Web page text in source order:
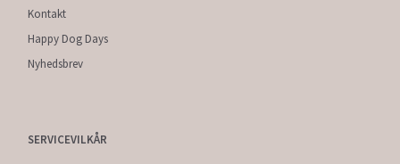
Kontakt
Happy Dog Days
Nyhedsbrev
SERVICEVILKÅR